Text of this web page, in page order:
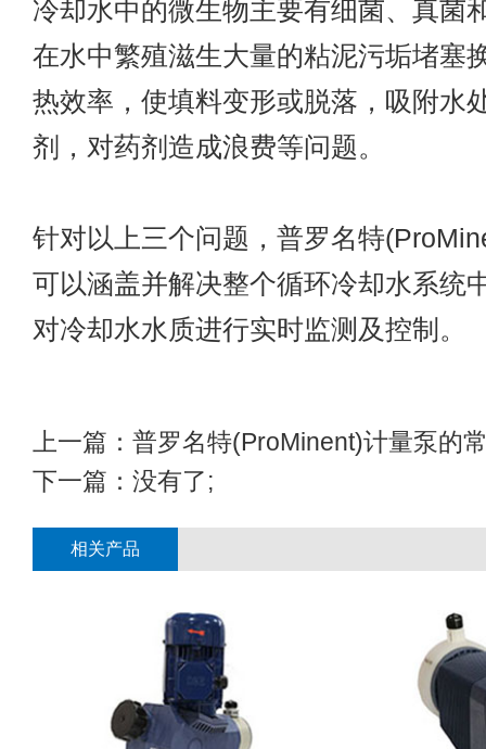
冷却水中的微生物主要有细菌、真菌
在水中繁殖滋生大量的粘泥污垢堵塞
热效率，使填料变形或脱落，吸附水
剂，对药剂造成浪费等问题。
针对以上三个问题，普罗名特
可以涵盖并解决整个循环冷却水系统
对冷却水水质进行实时监测及控制。
上一篇： 普罗名特(ProMinent)计量泵的
下一篇：没有了;
相关产品